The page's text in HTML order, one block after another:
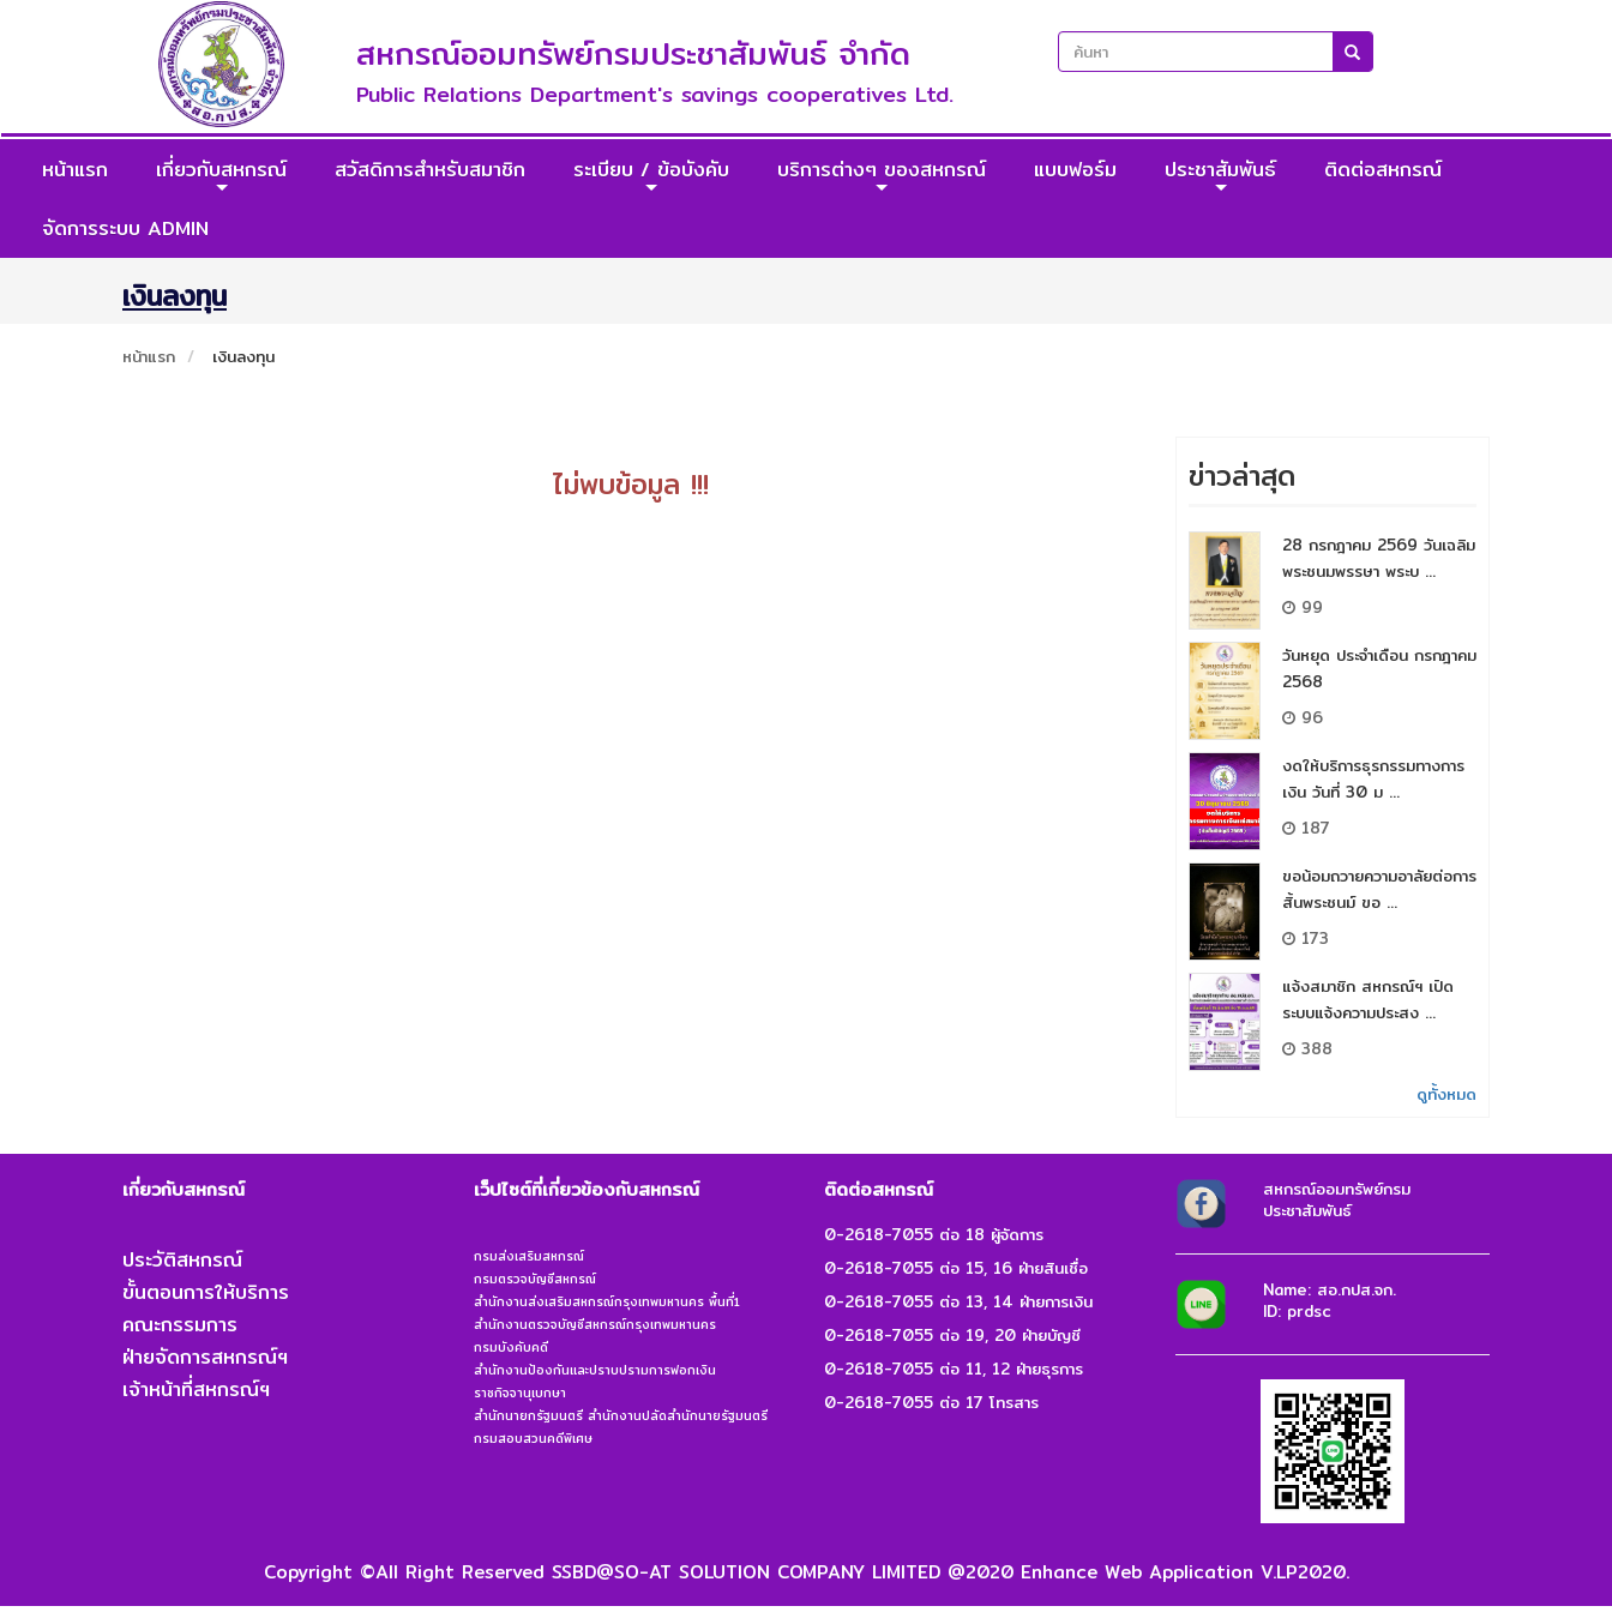
สหกรณ์ออมทรัพย์กรมประชาสัมพันธ์ จำกัด
Public Relations Department's savings cooperatives Ltd.
หน้าแรก เกี่ยวกับสหกรณ์ สวัสดิการสำหรับสมาชิก ระเบียบ / ข้อบังคับ บริการต่างๆ ของสหกรณ์ แบบฟอร์ม ประชาสัมพันธ์
ติดต่อสหกรณ์
จัดการระบบ ADMIN
เงินลงทุน
หน้าแรก เงินลงทุน
ไม่พบข้อมูล !!! ข่าวล่าสุด
28 กรกฎาคม 2569 วันเฉลิม
พระชนมพรรษา พระบ ...
99
วันหยุด ประจำเดือน กรกฎาคม
2568
96
งดให้บริการธุรกรรมทางการ
เงิน วันที่ 30 ม ...
187
ขอน้อมถวายความอาลัยต่อการ
สิ้นพระชนม์​ ขอ ...
173
แจ้งสมาชิก สหกรณ์ฯ เปิด
ระบบแจ้งความประสง ...
388
ดูทั้งหมด
เกี่ยวกับสหกรณ์
ประวัติสหกรณ์
ขั้นตอนการให้บริการ
คณะกรรมการ
ฝ่ายจัดการสหกรณ์ฯ
เจ้าหน้าที่สหกรณ์ฯ
เว็ปไซต์ที่เกี่ยวข้องกับสหกรณ์
กรมส่งเสริมสหกรณ์
กรมตรวจบัญชีสหกรณ์
สำนักงานส่งเสริมสหกรณ์กรุงเทพมหานคร พื้นที่1
สำนักงานตรวจบัญชีสหกรณ์กรุงเทพมหานคร
กรมบังคับคดี
สำนักงานป้องกันและปราบปรามการฟอกเงิน
ราชกิจจานุเบกษา
สำนักนายกรัฐมนตรี สำนักงานปลัดสำนักนายรัฐมนตรี
กรมสอบสวนคดีพิเศษ
ติดต่อสหกรณ์
0-2618-7055 ต่อ 18 ผู้จัดการ
0-2618-7055 ต่อ 15, 16 ฝ่ายสินเชื่อ
0-2618-7055 ต่อ 13, 14 ฝ่ายการเงิน
0-2618-7055 ต่อ 19, 20 ฝ่ายบัญชี
0-2618-7055 ต่อ 11, 12 ฝ่ายธุรการ
0-2618-7055 ต่อ 17 โทรสาร
สหกรณ์ออมทรัพย์กรม
ประชาสัมพันธ์
Name: สอ.กปส.จก.
ID: prdsc
Copyright ©All Right Reserved SSBD@SO-AT SOLUTION COMPANY LIMITED @2020 Enhance Web Application V.LP2020.